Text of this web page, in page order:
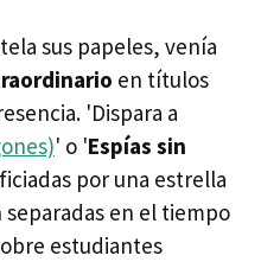
sus papeles, venía
en títulos
'Dispara a
' o 'Espías sin
por una estrella
en el tiempo
estudiantes